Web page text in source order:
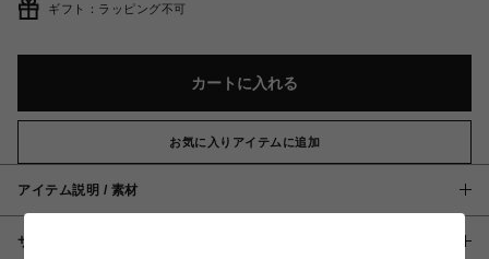
ギフト：ラッピング不可
カートに入れる
お気に入りアイテムに追加
アイテム説明 / 素材
サイズ